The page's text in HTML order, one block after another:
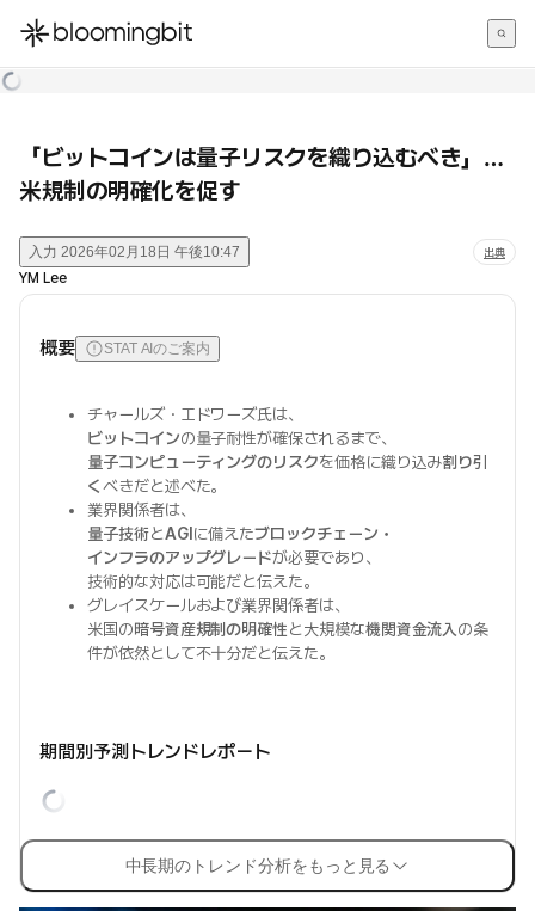
한국어
「ビットコインは量子リスクを織り込むべき」…
米規制の明確化を促す
入力 2026年02月18日 午後10:47 出典
YM Lee
概要 STAT AIのご案内
チャールズ・エドワーズ氏は、
ビットコインの量子耐性が確保されるまで、
量子コンピューティングのリスクを価格に織り込み割り引
くべきだと述べた。
業界関係者は、
量子技術とAGI に備えたブロックチェーン・
インフラのアップグレードが必要であり、
技術的な対応は可能だと伝えた。
グレイスケールおよび業界関係者は、
米国の暗号資産規制の明確性と大規模な機関資金流入の条
件が依然として不十分だと伝えた。
期間別予測トレンドレポート
中長期のトレンド分析をもっと見る